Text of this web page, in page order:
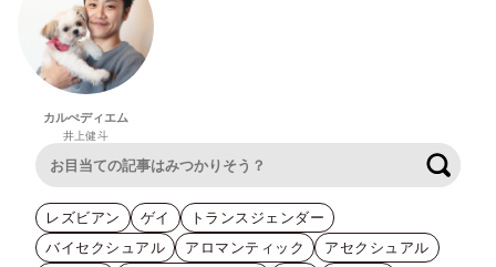
カルぺディエム
井上健斗
レズビアン ゲイ
トランスジェンダー
バイセクシュアル
アロマンティック
アセクシュアル